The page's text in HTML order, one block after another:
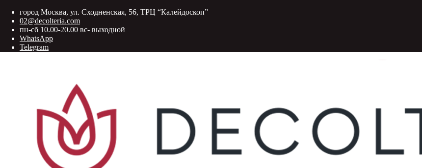
город Москва, ул. Сходненская, 56, ТРЦ “Калейдоскоп”
02@decolteria.com
пн-сб 10.00-20.00 вс- выходной
WhatsApp
Telegram